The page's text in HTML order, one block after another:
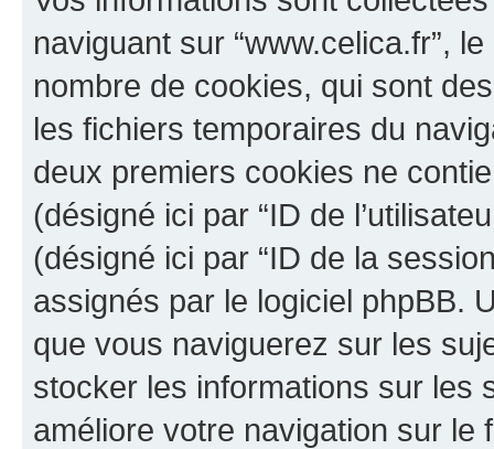
naviguant sur “www.celica.fr”,
nombre de cookies, qui sont
les fichiers temporaires du
deux premiers cookies ne
(désigné ici par “ID de
(désigné ici par “ID de la
assignés par le logiciel phpBB.
que vous naviguerez sur les
stocker les informations sur les
améliore votre navigation sur le